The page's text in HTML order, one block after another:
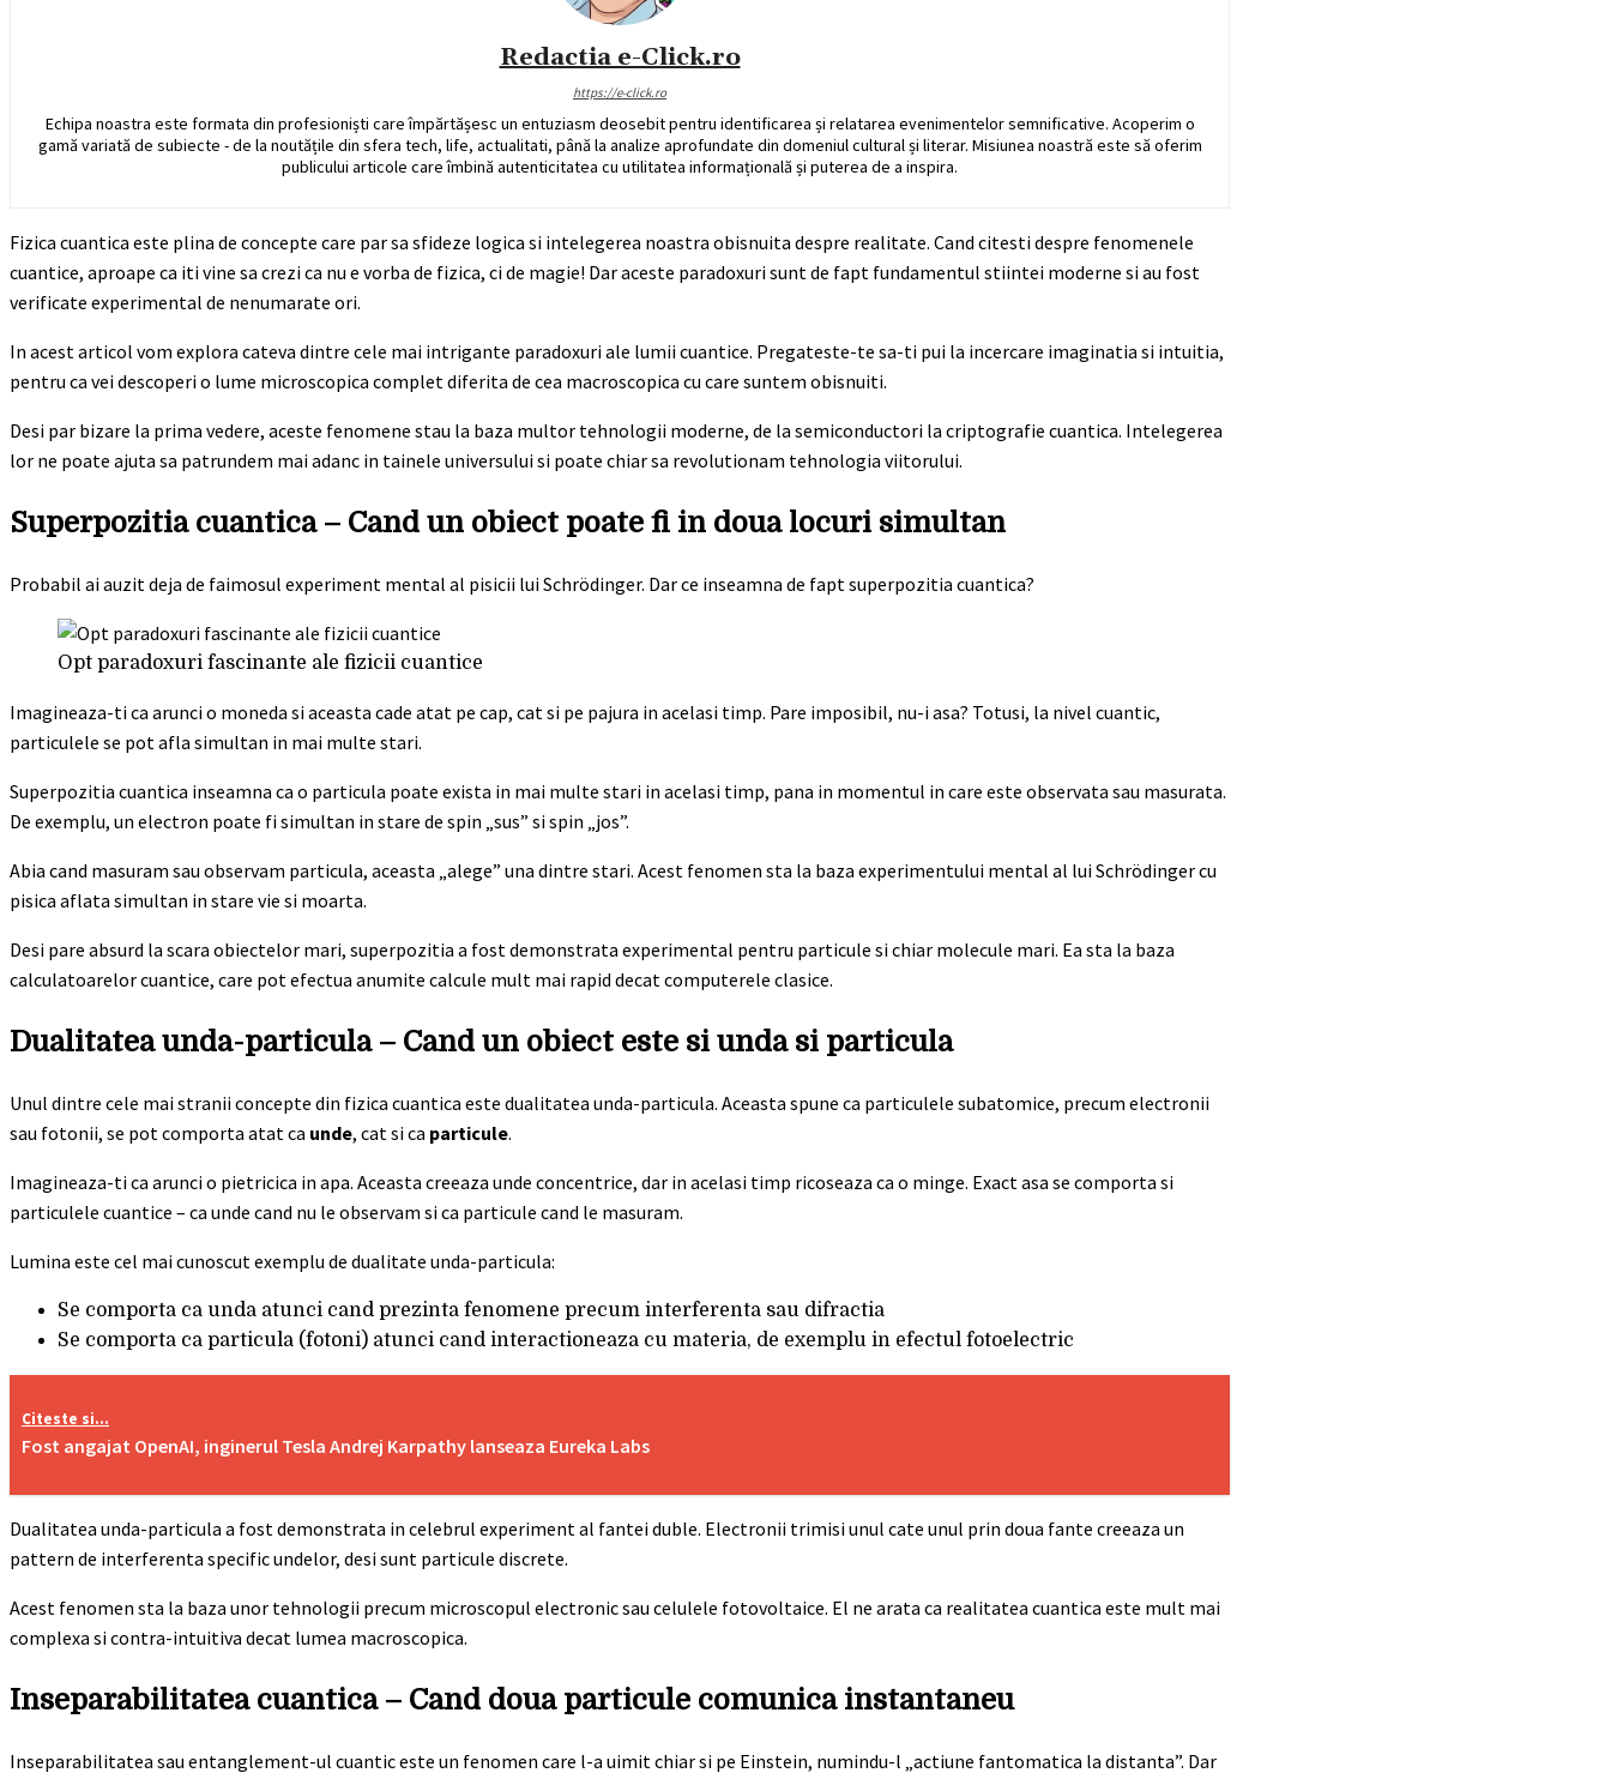
Redactia e-Click.ro
https://e-click.ro
Echipa noastra este formata din profesioniști care împărtășesc un entuziasm deosebit pentru identificarea și relatarea evenimentelor semnificative. Acoperim o
gamă variată de subiecte - de la noutățile din sfera tech, life, actualitati, până la analize aprofundate din domeniul cultural și literar. Misiunea noastră este să oferim
publicului articole care îmbină autenticitatea cu utilitatea informațională și puterea de a inspira.
Fizica cuantica este plina de concepte care par sa sfideze logica si intelegerea noastra obisnuita despre realitate. Cand citesti despre fenomenele
cuantice, aproape ca iti vine sa crezi ca nu e vorba de fizica, ci de magie! Dar aceste paradoxuri sunt de fapt fundamentul stiintei moderne si au fost
verificate experimental de nenumarate ori.
In acest articol vom explora cateva dintre cele mai intrigante paradoxuri ale lumii cuantice. Pregateste-te sa-ti pui la incercare imaginatia si intuitia,
pentru ca vei descoperi o lume microscopica complet diferita de cea macroscopica cu care suntem obisnuiti.
Desi par bizare la prima vedere, aceste fenomene stau la baza multor tehnologii moderne, de la semiconductori la criptografie cuantica. Intelegerea
lor ne poate ajuta sa patrundem mai adanc in tainele universului si poate chiar sa revolutionam tehnologia viitorului.
Superpozitia cuantica – Cand un obiect poate fi in doua locuri simultan
Probabil ai auzit deja de faimosul experiment mental al pisicii lui Schrödinger. Dar ce inseamna de fapt superpozitia cuantica?
Opt paradoxuri fascinante ale fizicii cuantice
Imagineaza-ti ca arunci o moneda si aceasta cade atat pe cap, cat si pe pajura in acelasi timp. Pare imposibil, nu-i asa? Totusi, la nivel cuantic,
particulele se pot afla simultan in mai multe stari.
Superpozitia cuantica inseamna ca o particula poate exista in mai multe stari in acelasi timp, pana in momentul in care este observata sau masurata.
De exemplu, un electron poate fi simultan in stare de spin „sus” si spin „jos”.
Abia cand masuram sau observam particula, aceasta „alege” una dintre stari. Acest fenomen sta la baza experimentului mental al lui Schrödinger cu
pisica aflata simultan in stare vie si moarta.
Desi pare absurd la scara obiectelor mari, superpozitia a fost demonstrata experimental pentru particule si chiar molecule mari. Ea sta la baza
calculatoarelor cuantice, care pot efectua anumite calcule mult mai rapid decat computerele clasice.
Dualitatea unda-particula – Cand un obiect este si unda si particula
Unul dintre cele mai stranii concepte din fizica cuantica este dualitatea unda-particula. Aceasta spune ca particulele subatomice, precum electronii
sau fotonii, se pot comporta atat ca unde, cat si ca particule.
Imagineaza-ti ca arunci o pietricica in apa. Aceasta creeaza unde concentrice, dar in acelasi timp ricoseaza ca o minge. Exact asa se comporta si
particulele cuantice – ca unde cand nu le observam si ca particule cand le masuram.
Lumina este cel mai cunoscut exemplu de dualitate unda-particula:
Se comporta ca unda atunci cand prezinta fenomene precum interferenta sau difractia
Se comporta ca particula (fotoni) atunci cand interactioneaza cu materia, de exemplu in efectul fotoelectric
Citeste si...
Fost angajat OpenAI, inginerul Tesla Andrej Karpathy lanseaza Eureka Labs
Dualitatea unda-particula a fost demonstrata in celebrul experiment al fantei duble. Electronii trimisi unul cate unul prin doua fante creeaza un
pattern de interferenta specific undelor, desi sunt particule discrete.
Acest fenomen sta la baza unor tehnologii precum microscopul electronic sau celulele fotovoltaice. El ne arata ca realitatea cuantica este mult mai
complexa si contra-intuitiva decat lumea macroscopica.
Inseparabilitatea cuantica – Cand doua particule comunica instantaneu
Inseparabilitatea sau entanglement-ul cuantic este un fenomen care l-a uimit chiar si pe Einstein, numindu-l „actiune fantomatica la distanta”. Dar